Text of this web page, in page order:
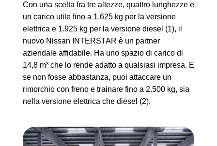
Con una scelta fra tre altezze, quattro lunghezze e
un carico utile fino a 1.625 kg per la versione
elettrica e 1.925 kg per la versione diesel (1), il
nuovo Nissan INTERSTAR è un partner
aziendale affidabile. Ha uno spazio di carico di
14,8 m³ che lo rende adatto a qualsiasi impresa. E
se non fosse abbastanza, puoi attaccare un
rimorchio con freno e trainare fino a 2.500 kg, sia
nella versione elettrica che diesel (2).